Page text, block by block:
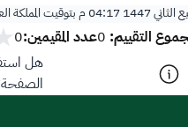
بتوقيت المملكة
التقييم: 0عدد المقيمين:0
هل